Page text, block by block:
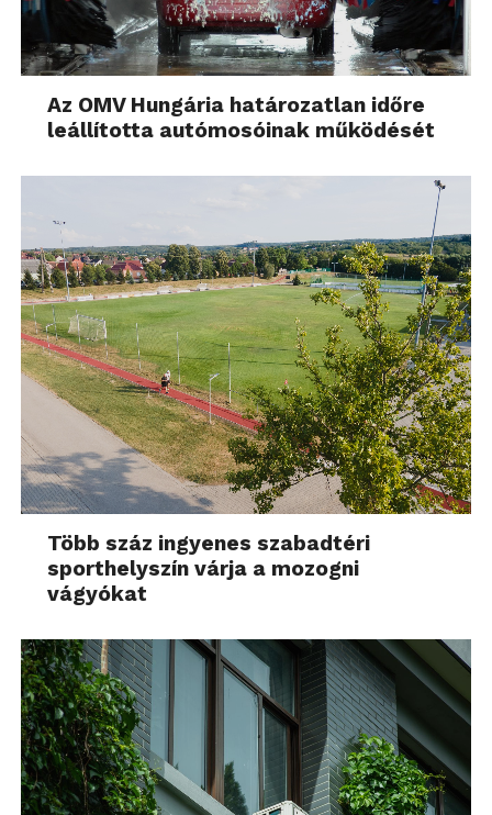
Az OMV Hungária határozatlan időre
leállította autómosóinak működését
Több száz ingyenes szabadtéri
sporthelyszín várja a mozogni
vágyókat